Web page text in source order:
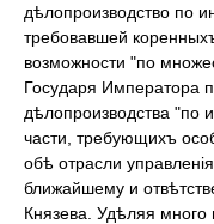
дѣлопроизводство по
требовавшей
возможности "по
Государя Императора
дѣлопроизводства "по
части, требующихъ
обѣ отрасли
ближайшему и
Князева. Удѣляя много